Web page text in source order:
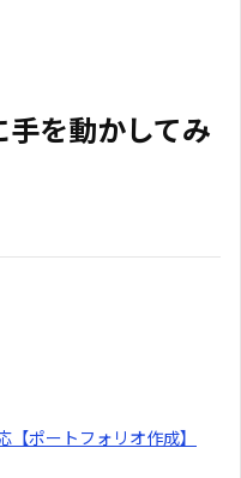
を動かしてみ
【ポートフォリオ作成】